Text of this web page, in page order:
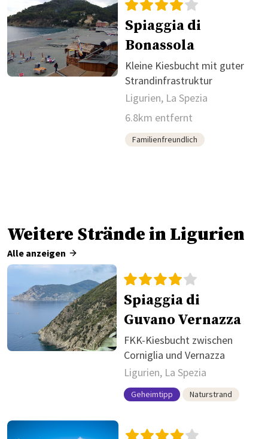
Spiaggia di
Bonassola
Kleine Kiesbucht mit guter
Strandinfrastruktur
Ligurien, La Spezia
6.8km entfernt
Familienfreundlich
Weitere Strände in Ligurien
Alle anzeigen
Spiaggia di
Guvano Vernazza
FKK-Kiesbucht zwischen
Corniglia und Vernazza
Ligurien, La Spezia
Geheimtipp Naturstrand